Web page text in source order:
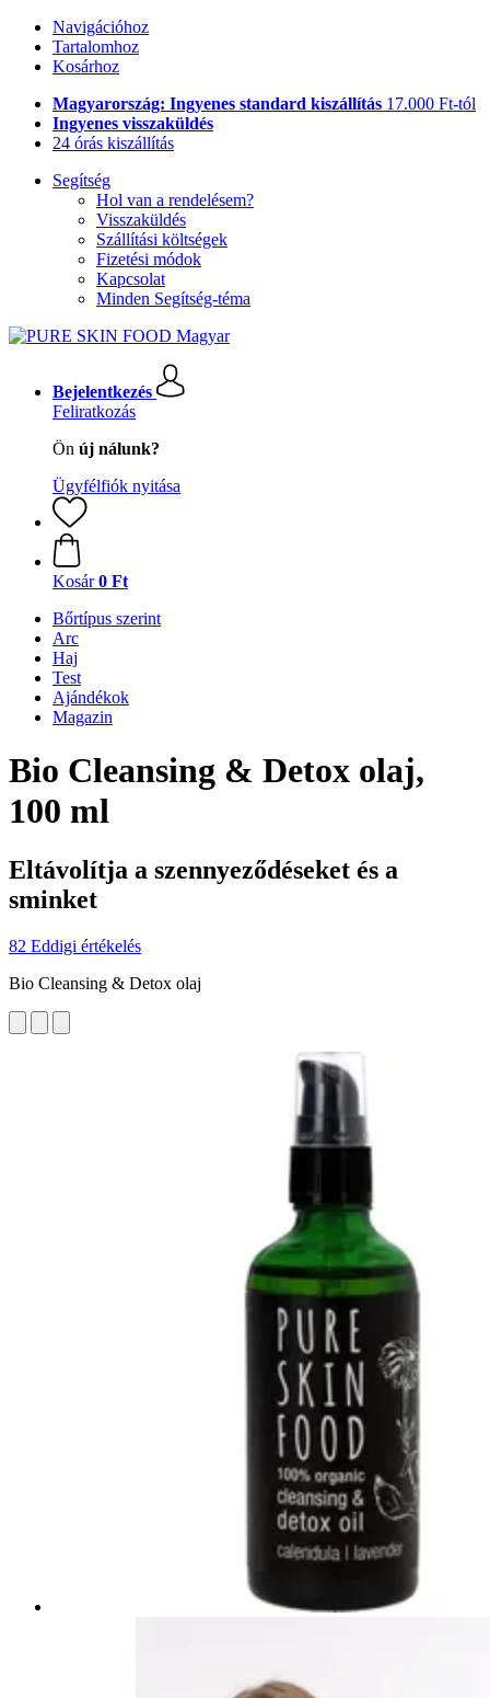
Navigációhoz
Tartalomhoz
Kosárhoz
Magyarország: Ingyenes standard kiszállítás 17.000 Ft-tól
Ingyenes visszaküldés
24 órás kiszállítás
Segítség
Hol van a rendelésem?
Visszaküldés
Szállítási költségek
Fizetési módok
Kapcsolat
Minden Segítség-téma
Bejelentkezés
Feliratkozás
Ön új nálunk?
Ügyfélfiók nyitása
Kosár 0 Ft
Bőrtípus szerint
Arc
Haj
Test
Ajándékok
Magazin
Bio Cleansing & Detox olaj,
100 ml
Eltávolítja a szennyeződéseket és a
sminket
82 Eddigi értékelés
Bio Cleansing & Detox olaj